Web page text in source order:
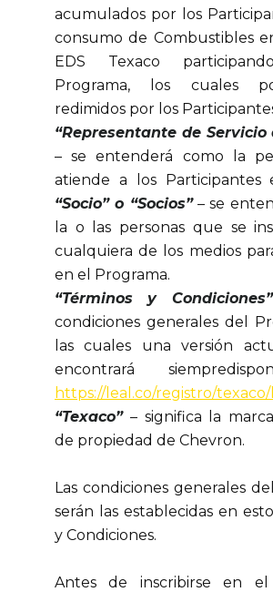
acumulados por los
consumo de Combustibles
EDS Texaco
Programa, los cuales
redimidos por los
“Representante de Servicio
– se entenderá como la
atiende a los Participantes
“Socio” o “Socios”– se
la o las personas que se
cualquiera de los medios
en el Programa.
“Términos y
condiciones generales del
las cuales una versión
encontrará
https://leal.co/registro/
“Texaco”– significa la
de propiedad de Chevron.
Las condiciones generales
serán las establecidas en
y Condiciones.
Antes de inscribirse en el